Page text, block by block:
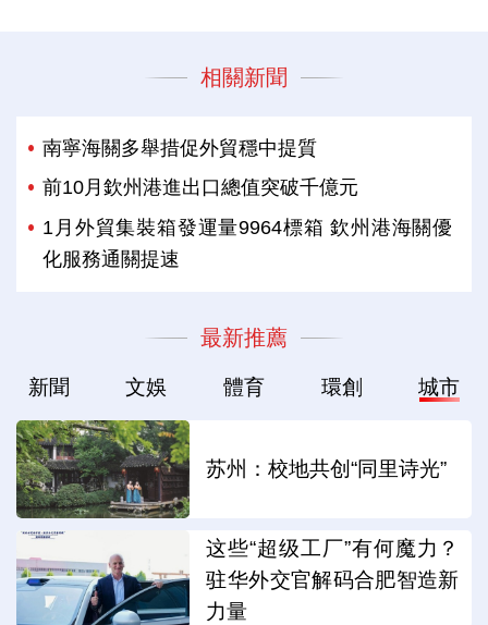
相關新聞
南寧海關多舉措促外貿穩中提質
前10月欽州港進出口總值突破千億元
1月外貿集裝箱發運量9964標箱 欽州港海關優
化服務通關提速
最新推薦
新聞 文娛 體育 環創 城市
苏州：校地共创“同里诗光”
这些“超级工厂”有何魔力？
驻华外交官解码合肥智造新
力量